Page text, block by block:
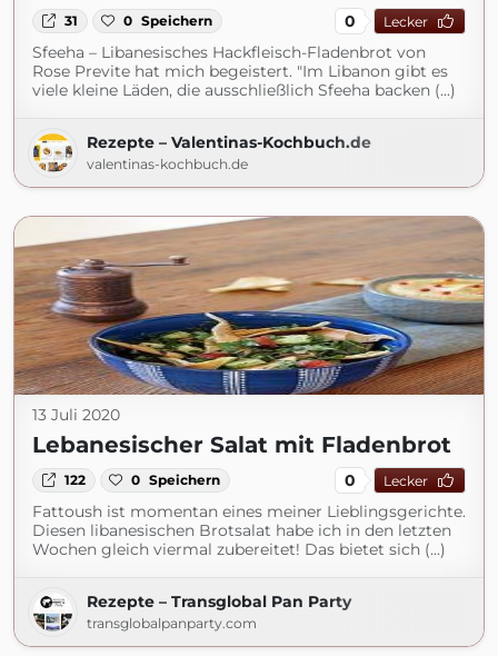
31 0 Speichern 0 Lecker
Sfeeha – Libanesisches Hackfleisch-Fladenbrot von
Rose Previte hat mich begeistert. "Im Libanon gibt es
viele kleine Läden, die ausschließlich Sfeeha backen (...)
Rezepte – Valentinas-Kochbuch.de
valentinas-kochbuch.de
13 Juli 2020
Lebanesischer Salat mit Fladenbrot
122 0 Speichern 0 Lecker
Fattoush ist momentan eines meiner Lieblingsgerichte.
Diesen libanesischen Brotsalat habe ich in den letzten
Wochen gleich viermal zubereitet! Das bietet sich (...)
Rezepte – Transglobal Pan Party
transglobalpanparty.com